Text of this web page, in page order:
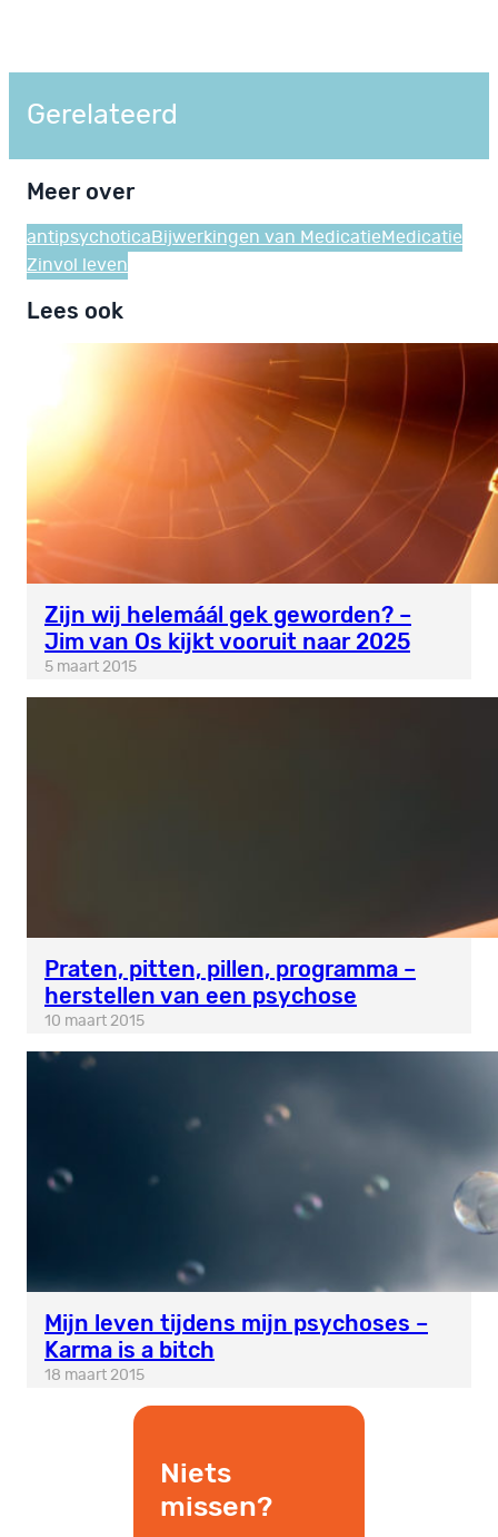
Gerelateerd
Meer over
antipsychotica Bijwerkingen van Medicatie Medicatie
Zinvol leven
Lees ook
Zijn wij helemáál gek geworden? –
Jim van Os kijkt vooruit naar 2025
5 maart 2015
Praten, pitten, pillen, programma –
herstellen van een psychose
10 maart 2015
Mijn leven tijdens mijn psychoses –
Karma is a bitch
18 maart 2015
Niets
missen?